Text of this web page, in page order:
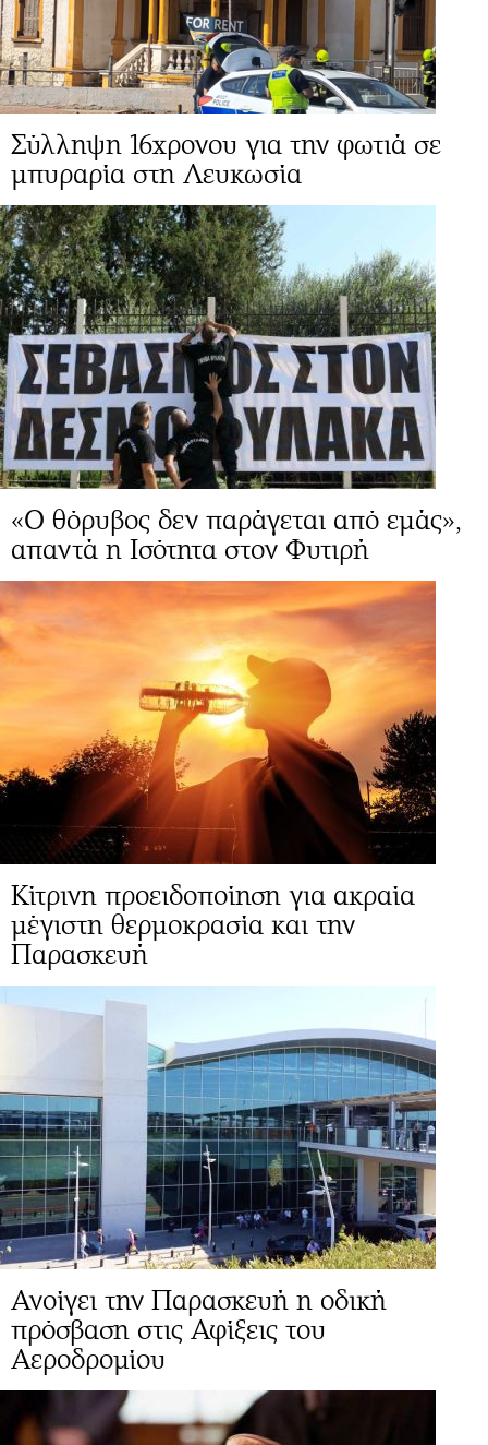
Σύλληψη 16χρονου για την φωτιά σε
μπυραρία στη Λευκωσία
«Ο θόρυβος δεν παράγεται από εμάς»,
απαντά η Ισότητα στον Φυτιρή
Κίτρινη προειδοποίηση για ακραία
μέγιστη θερμοκρασία και την
Παρασκευή
Ανοίγει την Παρασκευή η οδική
πρόσβαση στις Αφίξεις του
Αεροδρομίου